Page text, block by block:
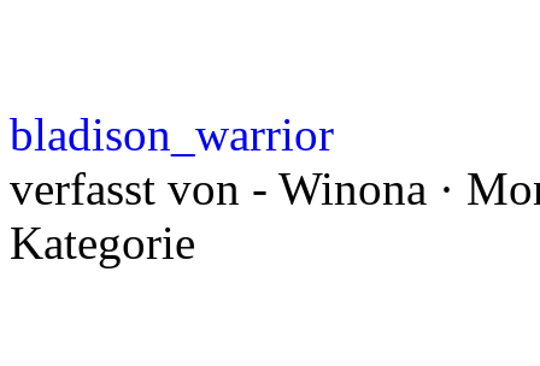
bladison_warrior
verfasst von - Winona ·
Kategorie